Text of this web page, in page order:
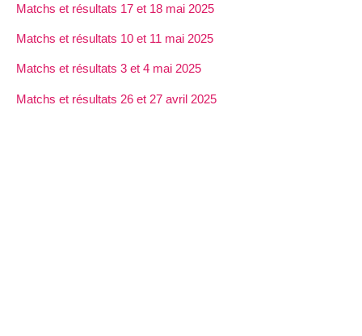
Matchs et résultats 17 et 18 mai 2025
Matchs et résultats 10 et 11 mai 2025
Matchs et résultats 3 et 4 mai 2025
Matchs et résultats 26 et 27 avril 2025